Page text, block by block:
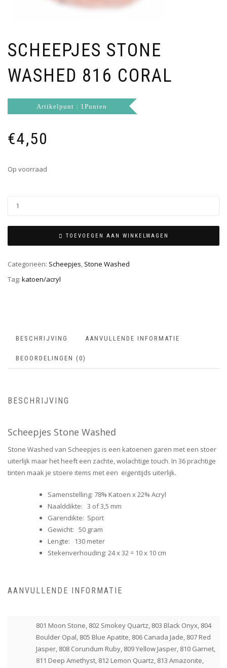
SCHEEPJES STONE
WASHED 816 CORAL
Artikelpunt : 1Punten
€4,50
Op voorraad
TOEVOEGEN AAN WINKELWAGEN
Categorieën: Scheepjes Stone Washed
Tag: katoen/acryl
BESCHRIJVING AANVULLENDE INFORMATIE
BEOORDELINGEN (0)
BESCHRIJVING
Scheepjes Stone Washed
Stone Washed van Scheepjes is een katoenen garen met een stoer
uiterlijk maar het heeft een zachte, wolachtige touch. In 36 prachtige
tinten maak je stoere items met een eigentijds uiterlijk.
Samenstelling: 78% Katoen x 22% Acryl
Naalddikte: 3 of 3,5 mm
Garendikte: Sport
Gewicht: 50 gram
Lengte: 130 meter
Stekenverhouding: 24 x 32 = 10 x 10 cm
AANVULLENDE INFORMATIE
801 Moon Stone, 802 Smokey Quartz, 803 Black Onyx, 804
Boulder Opal, 805 Blue Apatite, 806 Canada Jade, 807 Red
Jasper, 808 Corundum Ruby, 809 Yellow Jasper, 810 Garnet,
811 Deep Amethyst, 812 Lemon Quartz, 813 Amazonite,